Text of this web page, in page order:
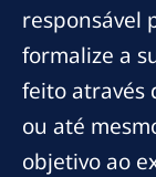
responsável
formalize a
feito através
ou até
objetivo ao